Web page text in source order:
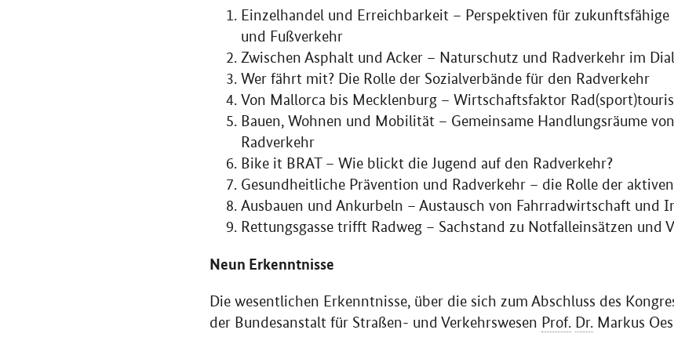
Einzelhandel und Erreichbarkeit – Perspektiven für
und Fußverkehr
Zwischen Asphalt und Acker – Naturschutz und Radverkehr im
Wer fährt mit? Die Rolle der Sozialverbände für den Radverkehr
Von Mallorca bis Mecklenburg – Wirtschaftsfaktor
Bauen, Wohnen und Mobilität – Gemeinsame Handlungsräume
Radverkehr
Bike it BRAT – Wie blickt die Jugend auf den Radverkehr?
Gesundheitliche Prävention und Radverkehr – die Rolle der
Ausbauen und Ankurbeln – Austausch von Fahrradwirtschaft und
Rettungsgasse trifft Radweg – Sachstand zu Notfalleinsätzen und
Neun Erkenntnisse
Die wesentlichen Erkenntnisse, über die sich zum Abschluss des
der Bundesanstalt für Straßen- und Verkehrswesen Prof. Dr. Markus